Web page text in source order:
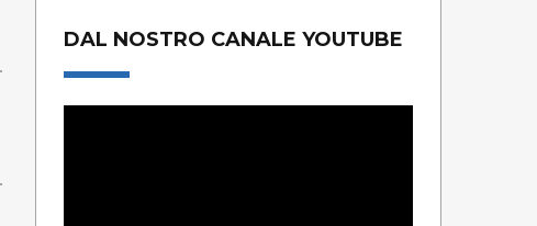
DAL NOSTRO CANALE YOUTUBE